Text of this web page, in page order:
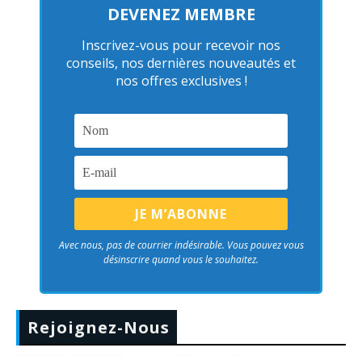
DEVENEZ MEMBRE
Inscrivez-vous pour recevoir nos
conseils, nos dernières nouveautés et
nos offres exclusives !
Avec nous, pas de courrier indésirable. Vous pouvez vous
désinscrire quand vous le souhaitez.
Rejoignez-Nous